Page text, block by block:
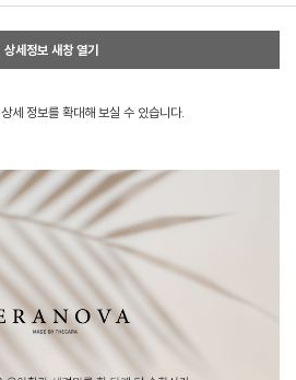
상세정보 새창 열기
상세 정보를 확대해 보실 수 있습니다.